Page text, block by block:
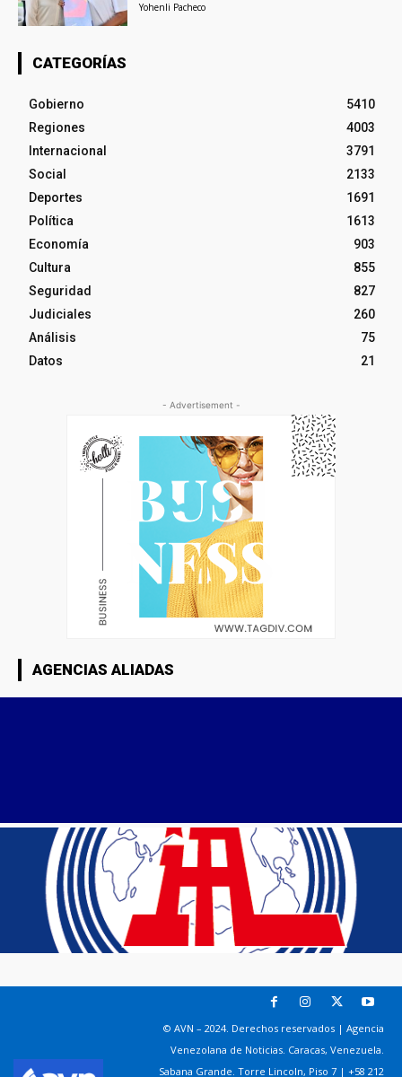
Yohenli Pacheco
CATEGORÍAS
Gobierno
5410
Regiones
4003
Internacional
3791
Social
2133
Deportes
1691
Política
1613
Economía
903
Cultura
855
Seguridad
827
Judiciales
260
Análisis
75
Datos
21
- Advertisement -
AGENCIAS ALIADAS
© AVN – 2024. Derechos reservados | Agencia
Venezolana de Noticias. Caracas, Venezuela.
Sabana Grande. Torre Lincoln, Piso 7 | +58 212